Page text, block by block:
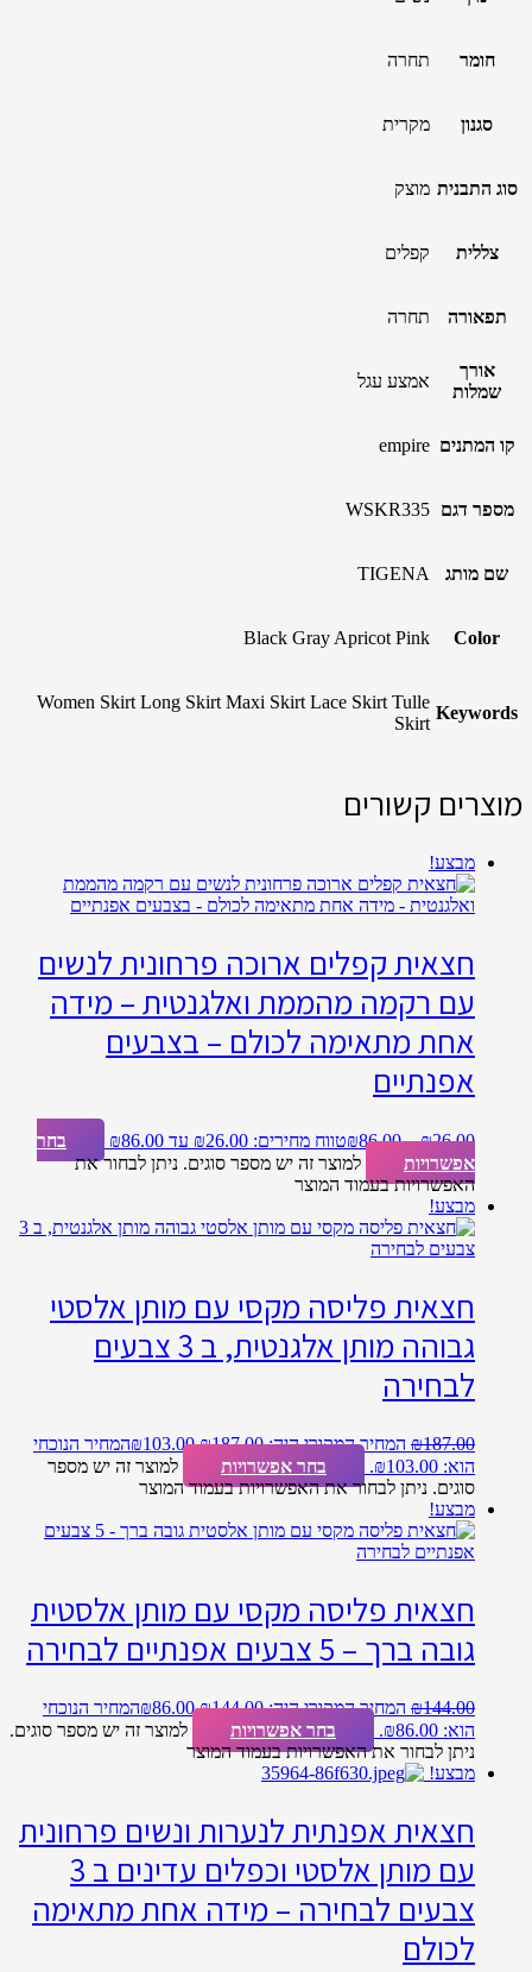
חומר תחרה
סגנון מקרית
סוג התבנית מוצק
צללית קפלים
תפאורה תחרה
אורך
שמלות
אמצע עגל
קו המתנים empire
מספר דגם WSKR335
שם מותג TIGENA
Color
Black Gray Apricot Pink
Keywords
Women Skirt Long Skirt Maxi Skirt Lace Skirt Tulle
Skirt
מוצרים קשורים
מבצע!
חצאית קפלים ארוכה פרחונית לנשים
עם רקמה מהממת ואלגנטית – מידה
אחת מתאימה לכולם – בצבעים
אפנתיים
₪26.00
–
₪86.00 טווח מחירים: ⁦₪26.00⁩ עד ⁦₪86.00⁩
בחר
אפשרויות
למוצר זה יש מספר סוגים. ניתן לבחור את
האפשרויות בעמוד המוצר
מבצע!
חצאית פליסה מקסי עם מותן אלסטי
גבוהה מותן אלגנטית, ב 3 צבעים
לבחירה
₪187.00 המחיר המקורי היה: ₪187.00. ₪103.00
המחיר הנוכחי
הוא: ₪103.00.
בחר אפשרויות
למוצר זה יש מספר
סוגים. ניתן לבחור את האפשרויות בעמוד המוצר
מבצע!
חצאית פליסה מקסי עם מותן אלסטית
גובה ברך – 5 צבעים אפנתיים לבחירה
₪144.00 המחיר המקורי היה: ₪144.00. ₪86.00
המחיר הנוכחי
הוא: ₪86.00.
בחר אפשרויות
למוצר זה יש מספר סוגים.
ניתן לבחור את האפשרויות בעמוד המוצר
מבצע!
חצאית אפנתית לנערות ונשים פרחונית
עם מותן אלסטי וכפלים עדינים ב 3
צבעים לבחירה – מידה אחת מתאימה
לכולם